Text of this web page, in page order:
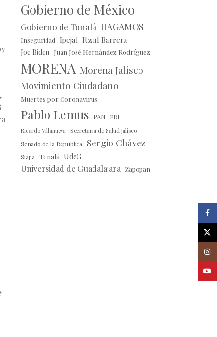
Gobierno de México
Gobierno de Tonalá HAGAMOS
Inseguridad Ipejal Itzul Barrera
Joe Biden Juan José Hernández Rodríguez
MORENA Morena Jalisco
Movimiento Ciudadano
Muertes por Coronavirus
Pablo Lemus PAN PRI
Ricardo Villanueva Secretaría de Salud Jalisco
Senado de la Republica Sergio Chávez
Siapa Tonalá UdeG
Universidad de Guadalajara Zapopan